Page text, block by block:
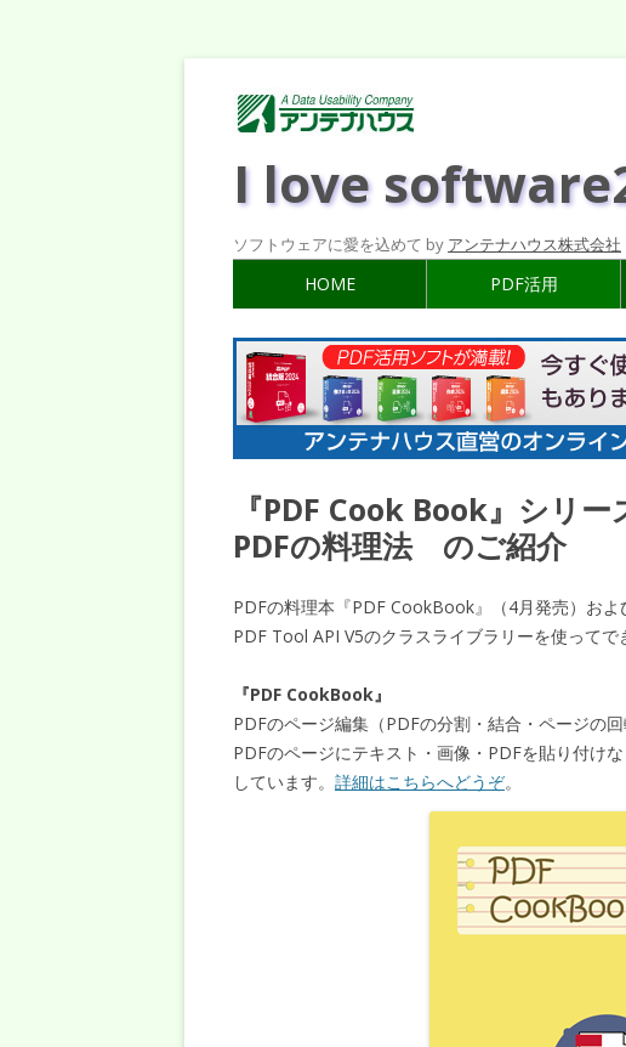
I love
ソフトウェアに愛を込めて by アンテナハウス株式会社
HOME PDF活用
『PDF Cook Book』シリ
PDFの料理法 のご紹介
PDFの料理本『PDF CookBook』（4月発売）お
PDF Tool API V5のクラスライブラリーを使ってで
『PDF CookBook』
PDFのページ編集（PDFの分割・結合・ページの
PDFのページにテキスト・画像・PDFを貼り付け
しています。 詳細はこちらへどうぞ。